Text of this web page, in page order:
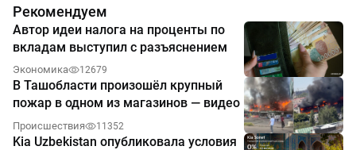
Рекомендуем
Автор идеи налога на проценты по
вкладам выступил с разъяснением
Экономика 12679
В Ташобласти произошёл крупный
пожар в одном из магазинов — видео
Происшествия 11352
Kia Uzbekistan опубликовала условия